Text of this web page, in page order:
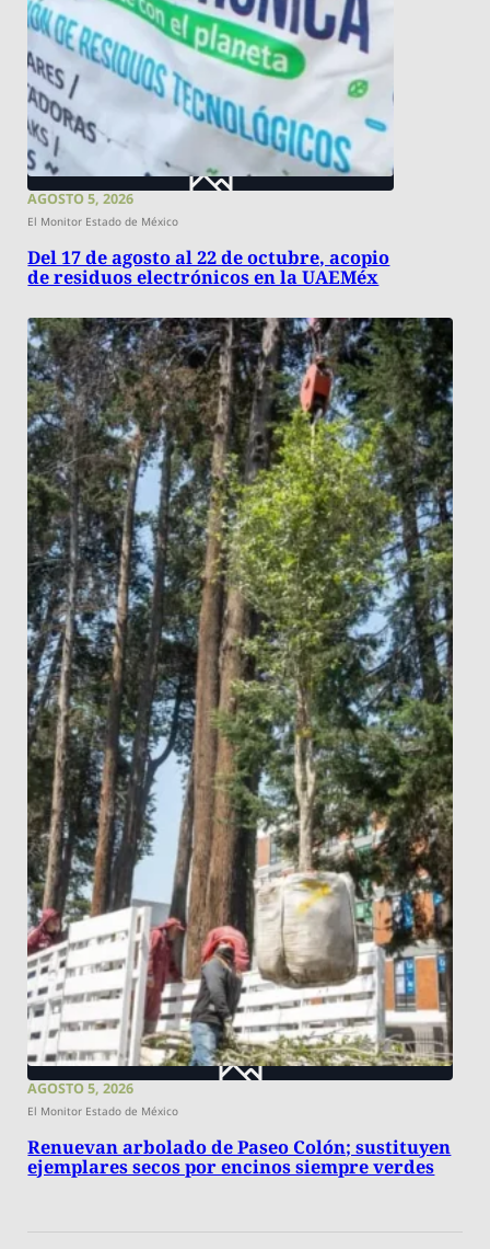
AGOSTO 5, 2026
El Monitor Estado de México
Del 17 de agosto al 22 de octubre, acopio
de residuos electrónicos en la UAEMéx
AGOSTO 5, 2026
El Monitor Estado de México
Renuevan arbolado de Paseo Colón; sustituyen
ejemplares secos por encinos siempre verdes